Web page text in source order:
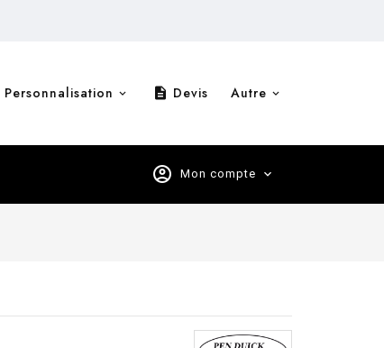
Personnalisation description Devis Autre
account_circle Mon compte expand_more